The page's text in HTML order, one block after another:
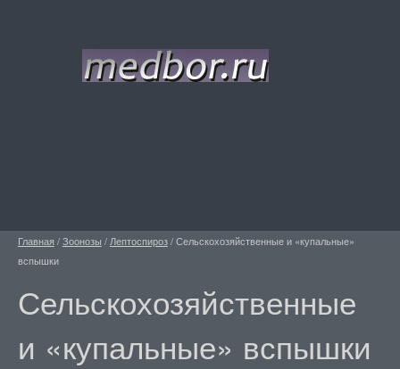
Главная /Зоонозы / Лептоспироз/Сельскохозяйственные и «купальные»
вспышки
Сельскохозяйственные
и «купальные» вспышки